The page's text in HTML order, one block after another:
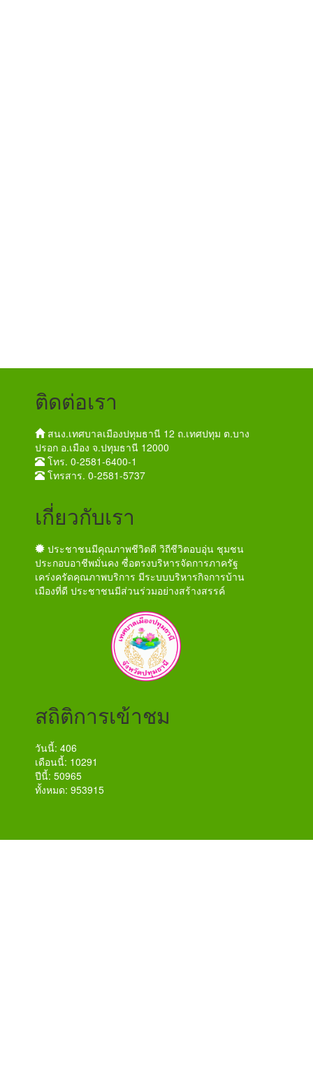
ติดต่อเรา
สนง.เทศบาลเมืองปทุมธานี 12 ถ.เทศปทุม ต.บาง
ปรอก อ.เมือง จ.ปทุมธานี 12000
โทร. 0-2581-6400-1
โทรสาร. 0-2581-5737
เกี่ยวกับเรา
ประชาชนมีคุณภาพชีวิตดี วิถีชีวิตอบอุ่น ชุมชน
ประกอบอาชีพมั่นคง ซื่อตรงบริหารจัดการภาครัฐ
เคร่งครัดคุณภาพบริการ มีระบบบริหารกิจการบ้าน
เมืองที่ดี ประชาชนมีส่วนร่วมอย่างสร้างสรรค์
สถิติการเข้าชม
วันนี้: 406
เดือนนี้: 10291
ปีนี้: 50965
ทั้งหมด: 953915